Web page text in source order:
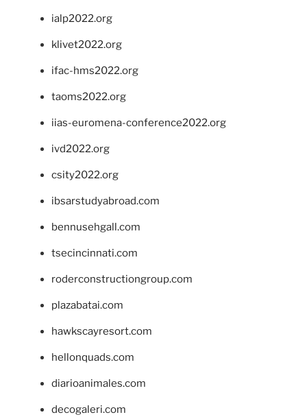
ialp2022.org
klivet2022.org
ifac-hms2022.org
taoms2022.org
iias-euromena-conference2022.org
ivd2022.org
csity2022.org
ibsarstudyabroad.com
bennusehgall.com
tsecincinnati.com
roderconstructiongroup.com
plazabatai.com
hawkscayresort.com
hellonquads.com
diarioanimales.com
decogaleri.com